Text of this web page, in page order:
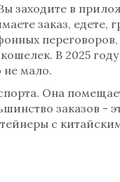
заходите в
заказ, едете,
В 2025
не мало.
Она
заказов -
с